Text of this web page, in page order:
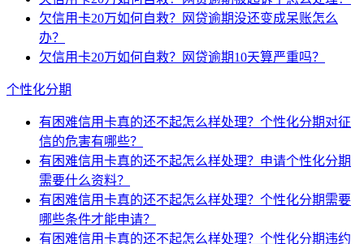
欠信用卡20万如何自救？网贷逾期没还变成呆账怎么
办？
欠信用卡20万如何自救？网贷逾期10天算严重吗？
个性化分期
有困难信用卡真的还不起怎么样处理？个性化分期对征
信的危害有哪些？
有困难信用卡真的还不起怎么样处理？申请个性化分期
需要什么资料？
有困难信用卡真的还不起怎么样处理？个性化分期需要
哪些条件才能申请？
有困难信用卡真的还不起怎么样处理？个性化分期违约